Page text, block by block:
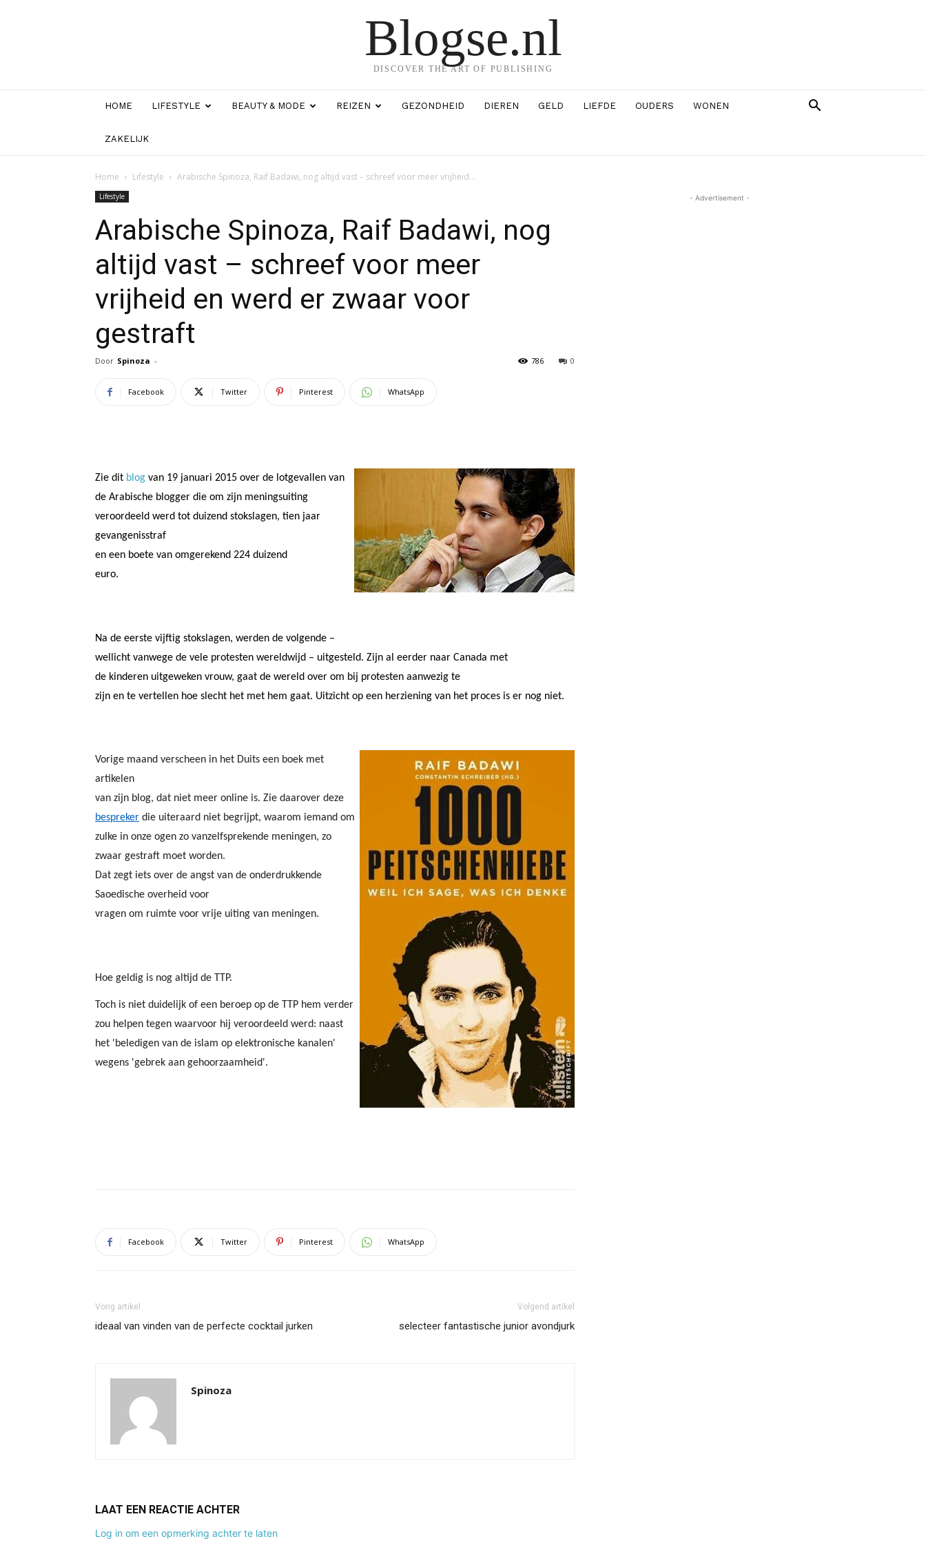
Blogse.nl
DISCOVER THE ART OF PUBLISHING
HOME LIFESTYLE BEAUTY & MODE REIZEN GEZONDHEID DIEREN GELD LIEFDE OUDERS WONEN
ZAKELIJK
Home Lifestyle Arabische Spinoza, Raif Badawi, nog altijd vast – schreef voor meer vrijheid...
Lifestyle
Arabische Spinoza, Raif Badawi, nog
altijd vast – schreef voor meer
vrijheid en werd er zwaar voor
gestraft
Door Spinoza - 0
786
Facebook Twitter Pinterest WhatsApp
Zie dit blog van 19 januari 2015 over de lotgevallen van
de Arabische blogger die om zijn meningsuiting
veroordeeld werd tot duizend stokslagen, tien jaar
gevangenisstraf
en een boete van omgerekend 224 duizend
euro.
Na de eerste vijftig stokslagen, werden de volgende –
wellicht vanwege de vele protesten wereldwijd – uitgesteld. Zijn al eerder naar Canada met
de kinderen uitgeweken vrouw, gaat de wereld over om bij protesten aanwezig te
zijn en te vertellen hoe slecht het met hem gaat. Uitzicht op een herziening van het proces is er nog niet.
Vorige maand verscheen in het Duits een boek met
artikelen
van zijn blog, dat niet meer online is. Zie daarover deze
bespreker die uiteraard niet begrijpt, waarom iemand om
zulke in onze ogen zo vanzelfsprekende meningen, zo
zwaar gestraft moet worden.
Dat zegt iets over de angst van de onderdrukkende
Saoedische overheid voor
vragen om ruimte voor vrije uiting van meningen.
Hoe geldig is nog altijd de TTP.
Toch is niet duidelijk of een beroep op de TTP hem verder
zou helpen tegen waarvoor hij veroordeeld werd: naast
het 'beledigen van de islam op elektronische kanalen'
wegens 'gebrek aan gehoorzaamheid'.
Facebook Twitter Pinterest WhatsApp
Vorig artikel
ideaal van vinden van de perfecte cocktail jurken
Volgend artikel
selecteer fantastische junior avondjurk
Spinoza
LAAT EEN REACTIE ACHTER
Log in om een opmerking achter te laten
- Advertisement -